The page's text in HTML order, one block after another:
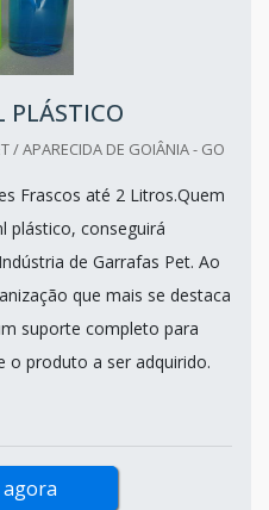
PLÁSTICO
/ APARECIDA DE GOIÂNIA - GO
Frascos até 2 Litros.Quem
plástico, conseguirá
de Garrafas Pet. Ao
que mais se destaca
suporte completo para
o produto a ser adquirido.